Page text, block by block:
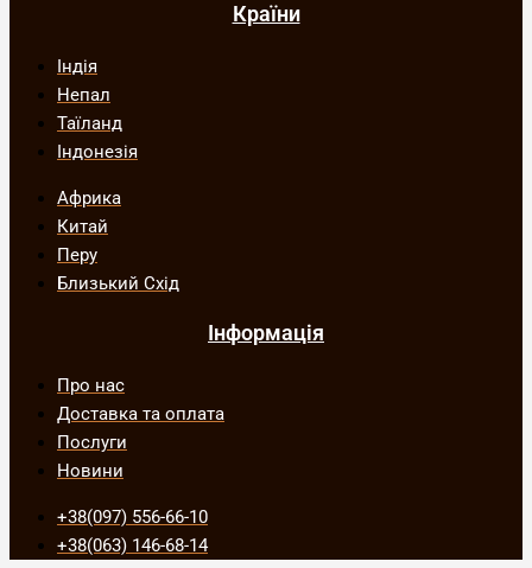
Країни
Індія
Непал
Таїланд
Індонезія
Африка
Китай
Перу
Близький Схід
Інформація
Про нас
Доставка та оплата
Послуги
Новини
+38(097) 556-66-10
+38(063) 146-68-14